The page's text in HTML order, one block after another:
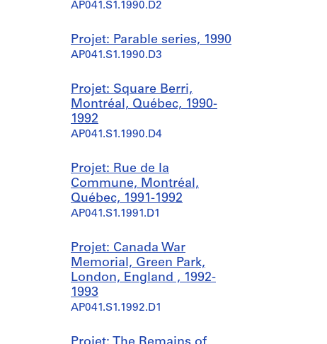
AP041.S1.1990.D2
Projet: Parable series, 1990
AP041.S1.1990.D3
Projet: Square Berri,
Montréal, Québec, 1990-
1992
AP041.S1.1990.D4
Projet: Rue de la
Commune, Montréal,
Québec, 1991-1992
AP041.S1.1991.D1
Projet: Canada War
Memorial, Green Park,
London, England , 1992-
1993
AP041.S1.1992.D1